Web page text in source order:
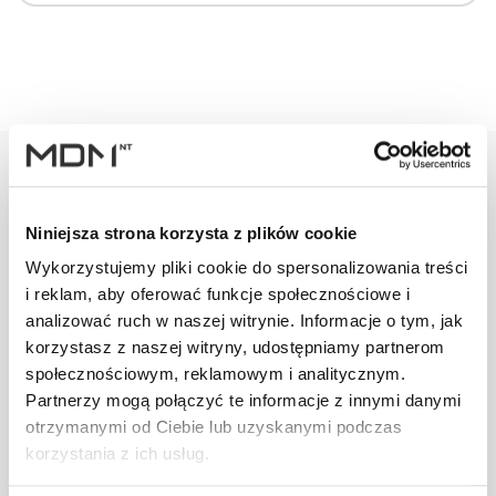
Niniejsza strona korzysta z plików cookie
Wykorzystujemy pliki cookie do spersonalizowania treści
i reklam, aby oferować funkcje społecznościowe i
analizować ruch w naszej witrynie. Informacje o tym, jak
korzystasz z naszej witryny, udostępniamy partnerom
społecznościowym, reklamowym i analitycznym.
Partnerzy mogą połączyć te informacje z innymi danymi
otrzymanymi od Ciebie lub uzyskanymi podczas
korzystania z ich usług.
Warianty Opis Specyfikacja
PRODUKT JM ILOŚĆ
Arkusz z blachy
0,58x1000x2000
ceglasty
szt –